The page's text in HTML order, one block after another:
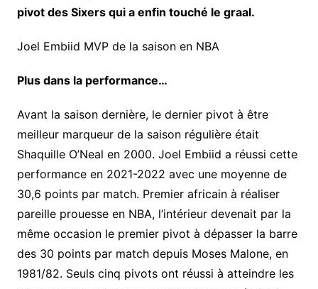
pivot des Sixers qui a enfin touché le graal.
Joel Embiid MVP de la saison en NBA
Plus dans la performance…
Avant la saison dernière, le dernier pivot à être
meilleur marqueur de la saison régulière était
Shaquille O’Neal en 2000. Joel Embiid a réussi cette
performance en 2021-2022 avec une moyenne de
30,6 points par match. Premier africain à réaliser
pareille prouesse en NBA, l’intérieur devenait par la
même occasion le premier pivot à dépasser la barre
des 30 points par match depuis Moses Malone, en
1981/82. Seuls cinq pivots ont réussi à atteindre les